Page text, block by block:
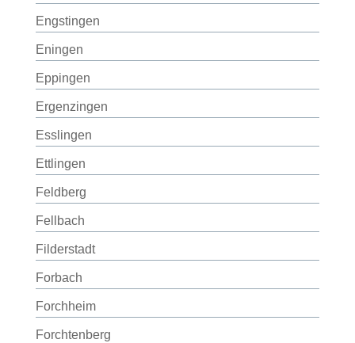
Engstingen
Eningen
Eppingen
Ergenzingen
Esslingen
Ettlingen
Feldberg
Fellbach
Filderstadt
Forbach
Forchheim
Forchtenberg